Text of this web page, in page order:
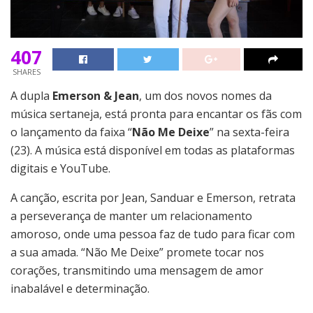
407
SHARES
A dupla Emerson & Jean, um dos novos nomes da
música sertaneja, está pronta para encantar os fãs com
o lançamento da faixa “Não Me Deixe” na sexta-feira
(23). A música está disponível em todas as plataformas
digitais e YouTube.
A canção, escrita por Jean, Sanduar e Emerson, retrata
a perseverança de manter um relacionamento
amoroso, onde uma pessoa faz de tudo para ficar com
a sua amada. “Não Me Deixe” promete tocar nos
corações, transmitindo uma mensagem de amor
inabalável e determinação.